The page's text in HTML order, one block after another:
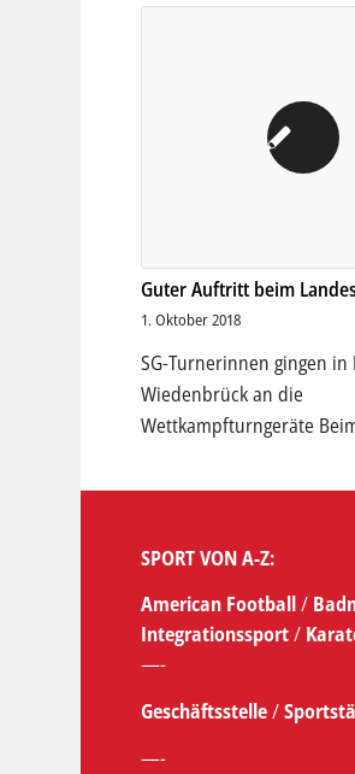
Guter Auftritt beim
1. Oktober 2018
SG-Turnerinnen gingen in
Wiedenbrück an die
Wettkampfturngeräte
SPORT VON A-Z:
American Football/
Integrationssport/
—-
Geschäftsstelle/
—-